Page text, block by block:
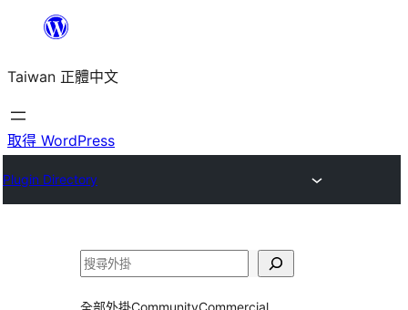
主
要
內
Taiwan 正體中文
取得 WordPress
Plugin Directory
搜
全部外掛CommunityCommercial